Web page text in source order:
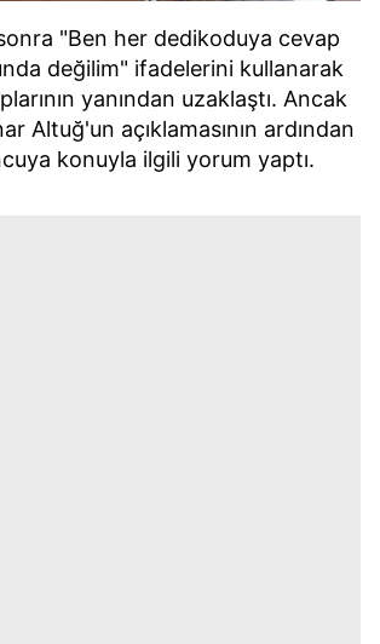
"Ben her dedikoduya cevap
değilim" ifadelerini kullanarak
yanından uzaklaştı. Ancak
Altuğ'un açıklamasının ardından
konuyla ilgili yorum yaptı.